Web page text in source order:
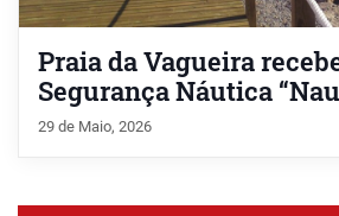
Praia da Vagueira
Segurança Náutica
29 de Maio, 2026